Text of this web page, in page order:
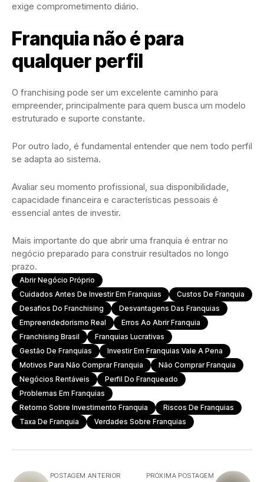
exige comprometimento diário.
Franquia não é para
qualquer perfil
O franchising pode ser um excelente caminho para
empreender, principalmente para quem busca um modelo
estruturado e suporte constante.
Por outro lado, é fundamental entender que nem todo perfil
se adapta ao sistema.
Avaliar seu momento profissional, sua disponibilidade,
capacidade financeira e características pessoais é
essencial antes de investir.
Mais importante do que abrir uma franquia é entrar no
negócio preparado para construir resultados no longo
prazo.
Abrir Negócio Próprio
Cuidados Antes De Investir Em Franquias
Custos De Franquia
Desafios Do Franchising
Desvantagens Das Franquias
Empreendedorismo Real
Erros Ao Abrir Franquia
Franchising Brasil
Franquias Lucrativas
Gestão De Franquias
Investir Em Franquias Vale A Pena
Motivos Para Não Comprar Franquia
Não Comprar Franquia
Negócios Rentáveis
Perfil Do Franqueado
Problemas Em Franquias
Retorno Sobre Investimento Franquia
Riscos De Franquias
Taxa De Franquia
Verdades Sobre Franquias
POSTAGEM ANTERIOR PRÓXIMA POSTAGEM